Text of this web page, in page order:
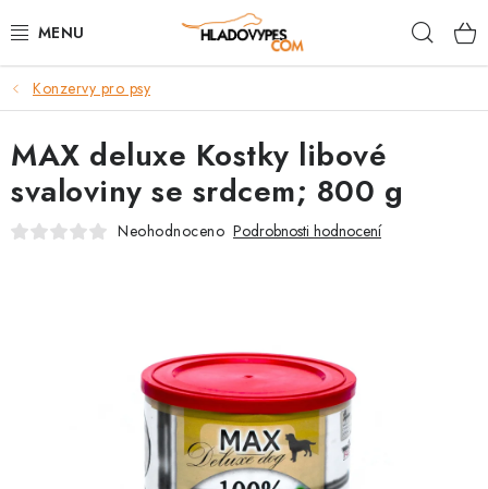
na
POTŘEBY PRO PSY
TAMI PŘEPRAVNÍ BOXY
SPORT SE PSEM
VĚRNOSTNÍ PROGRAM
Konzervy pro psy
MAX deluxe Kostky libové
svaloviny se srdcem; 800 g
Neohodnoceno Podrobnosti hodnocení